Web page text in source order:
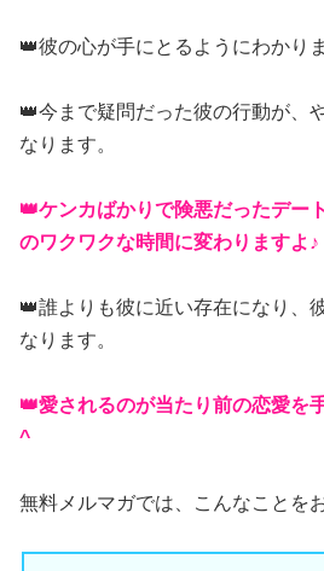
👑彼の心が手にとるようにわかりま
👑今まで疑問だった彼の行動が、
なります。
👑ケンカばかりで険悪だったデー
のワクワクな時間に変わりますよ♪
👑誰よりも彼に近い存在になり、
なります。
👑愛されるのが当たり前の恋愛を
^
無料メルマガでは、こんなことを